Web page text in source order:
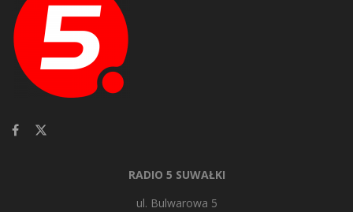
RADIO 5 SUWAŁKI
ul. Bulwarowa 5